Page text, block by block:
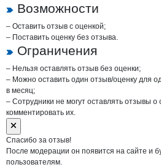
Возможности
– Оставить отзыв с оценкой;
– Поставить оценку без отзыва.
Ограничения
– Нельзя оставлять отзыв без оценки;
– Можно оставить один отзыв/оценку для
в месяц;
– Сотрудники не могут оставлять отзывы о
комментировать их.
Спасибо за отзыв!
После модерации он появится на сайте и
пользователям.